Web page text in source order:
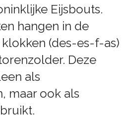
Eijsbouts.
hangen in de
(des-es-f-as)
Deze
als
maar ook als